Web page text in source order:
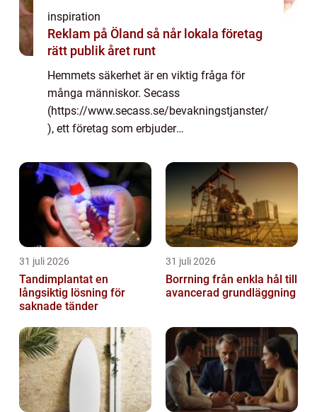
inspiration
Reklam på Öland så når lokala företag
rätt publik året runt
Hemmets säkerhet är en viktig fråga för
många människor. Secass
(https://www.secass.se/bevakningstjanster/
), ett företag som erbjuder
och företag, vill försäkra sig om att alla
familjer och företag är säkra...
31 juli 2026
Tandimplantat en
långsiktig lösning för
saknade tänder
31 juli 2026
Borrning från enkla hål till
avancerad grundläggning